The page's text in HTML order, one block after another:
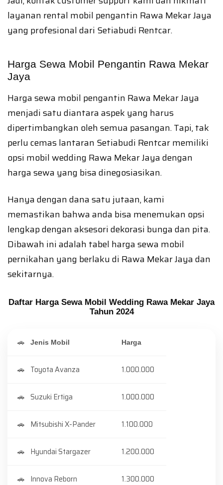
layanan rental mobil pengantin Rawa Mekar Jaya
yang profesional dari Setiabudi Rentcar.
Harga Sewa Mobil Pengantin Rawa Mekar
Jaya
Harga sewa mobil pengantin Rawa Mekar Jaya
menjadi satu diantara aspek yang harus
dipertimbangkan oleh semua pasangan. Tapi, tak
perlu cemas lantaran Setiabudi Rentcar memiliki
opsi mobil wedding Rawa Mekar Jaya dengan
harga sewa yang bisa dinegosiasikan.
Hanya dengan dana satu jutaan, kami
memastikan bahwa anda bisa menemukan opsi
lengkap dengan aksesori dekorasi bunga dan pita.
Dibawah ini adalah tabel harga sewa mobil
pernikahan yang berlaku di Rawa Mekar Jaya dan
sekitarnya.
Daftar Harga Sewa Mobil Wedding Rawa Mekar Jaya
Tahun 2024
Jenis Mobil Harga
Toyota Avanza 1.000.000
Suzuki Ertiga 1.000.000
Mitsubishi X-Pander 1.100.000
Hyundai Stargazer 1.200.000
Innova Reborn 1.300.000